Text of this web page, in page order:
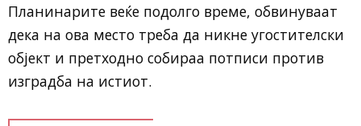
Планинарите веќе подолго време, обвинуваат
дека на ова место треба да никне угостителски
објект и претходно собираа потписи против
изградба на истиот.